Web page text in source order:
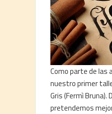
Como parte de las
nuestro primer
Gris (Fermì Bruna).
pretendemos